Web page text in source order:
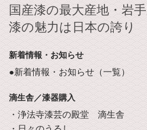
国産漆の最大産地・岩
漆の魅力は日本の誇り
新着情報・お知らせ
●新着情報・お知らせ（一覧）
滴生舎／漆器購入
・浄法寺漆芸の殿堂 滴生舎